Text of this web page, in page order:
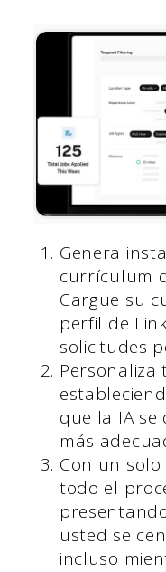
Genera
currículum
Cargue su
perfil de
solicitudes
que la IA se
más
Con un
todo el
usted se
incluso